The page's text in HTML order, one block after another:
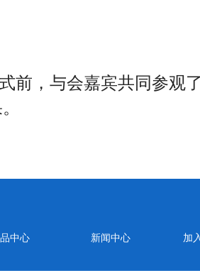
，与会嘉宾共同参观了
加
新闻中心
中心